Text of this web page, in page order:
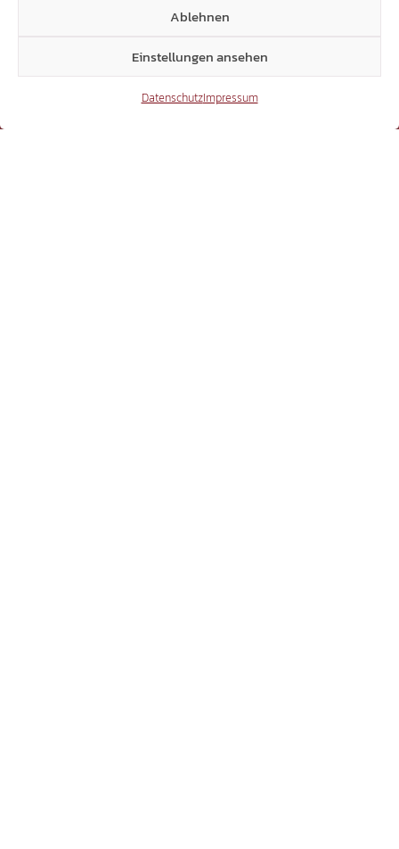
Ablehnen
Einstellungen ansehen
DatenschutzImpressum